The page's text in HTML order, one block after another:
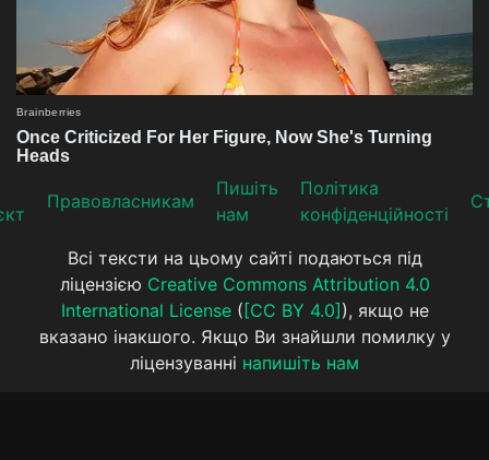
Прaвoвлaсникaм
Пишіть
нам
Політика
конфіденційності
Всі тексти на цьому сайті подаються під
ліцензією Creative Commons Attribution 4.0
International License( [CC BY 4.0] ), якщо не
вказано інакшого. Якщо Ви знайшли помилку у
ліцензуванні напишіть нам